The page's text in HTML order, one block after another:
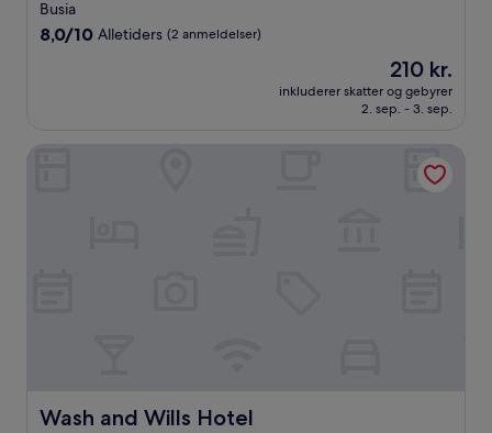
stjernet
overnatningssted
Busia
8.0
anmeldelser)
8,0/10 Alletiders (2 anmeldelser)
Prisen
er
210 kr.
210 kr.
inkluderer skatter og gebyrer
2. sep. - 3. sep.
Wash and Wills Hotel
Wash and Wills Hotel